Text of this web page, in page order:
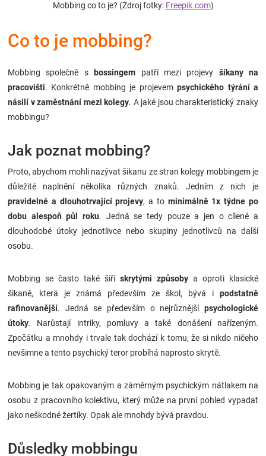
Značky
Blog
Hračkářství
Přihlášení
Mobbing co to je? (Zdroj fotky: Freepik.com)
Co to je mobbing?
Mobbing společně sbossingem patří mezi projevy šikany na
pracovišti. Konkrétně mobbing je projevempsychického týrání a
násilí v zaměstnání mezi kolegy. A jaké jsou charakteristický znaky
mobbingu?
Jak poznat mobbing?
Proto, abychom mohli nazývat šikanu ze stran kolegy mobbingem je
důležité naplnění několika různých znaků. Jedním z nich je
pravidelné a dlouhotrvající projevy, a to minimálně 1x týdne po
dobu alespoň půl roku. Jedná se tedy pouze a jen o cílené a
dlouhodobé útoky jednotlivce nebo skupiny jednotlivců na další
osobu.
Mobbing se často také šiří skrytými způsoby a oproti klasické
šikaně, která je známá především ze škol, bývá i podstatně
rafinovanější. Jedná se především o nejrůznější psychologické
útoky. Narůstají intriky, pomluvy a také donášení nařízeným.
Zpočátku a mnohdy i trvale tak dochází k tomu, že si nikdo ničeho
nevšimne a tento psychický teror probíhá naprosto skrytě.
Mobbing je tak opakovaným a záměrným psychickým nátlakem na
osobu z pracovního kolektivu, který může na první pohled vypadat
jako neškodné žertíky. Opak ale mnohdy bývá pravdou.
Důsledky mobbingu